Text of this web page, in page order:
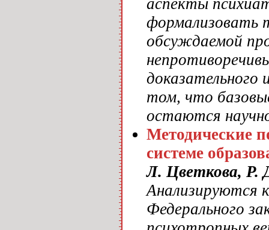
аспекты
формализовать
обсуждаемой
доказательного
том, что
остаются
Методические
системе
Л. Цветкова, Р.
Анализируются
Федерального